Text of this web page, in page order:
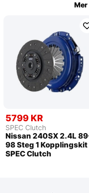
5799 KR
SPEC Clutch
Nissan 240SX 2.4L
98 Steg 1 Kopplingskit
SPEC Clutch